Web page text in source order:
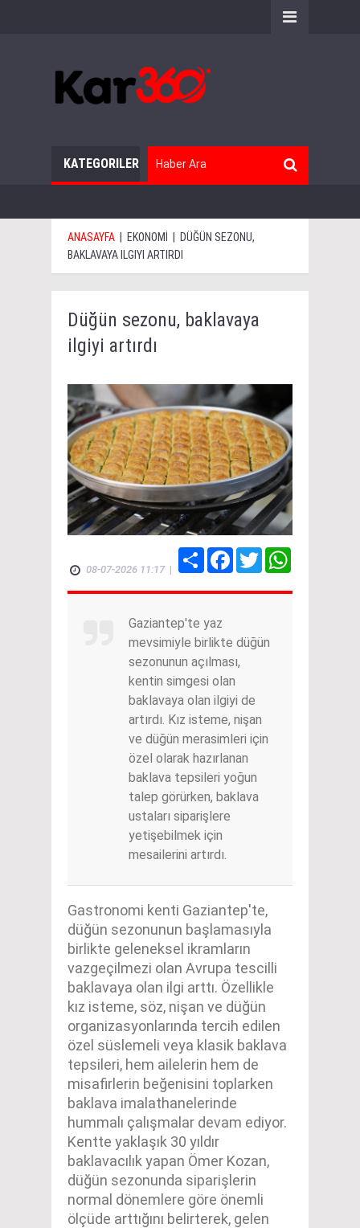
KATEGORILER
ANASAYFA | EKONOMİ | DÜĞÜN SEZONU,
BAKLAVAYA ILGIYI ARTIRDI
Düğün sezonu, baklavaya
ilgiyi artırdı
08-07-2026 11:17|
Share FacebookTwitter
Gaziantep'te yaz
mevsimiyle birlikte düğün
sezonunun açılması,
kentin simgesi olan
baklavaya olan ilgiyi de
artırdı. Kız isteme, nişan
ve düğün merasimleri için
özel olarak hazırlanan
baklava tepsileri yoğun
talep görürken, baklava
ustaları siparişlere
yetişebilmek için
mesailerini artırdı.
Gastronomi kenti Gaziantep'te,
düğün sezonunun başlamasıyla
birlikte geleneksel ikramların
vazgeçilmezi olan Avrupa tescilli
baklavaya olan ilgi arttı. Özellikle
kız isteme, söz, nişan ve düğün
organizasyonlarında tercih edilen
özel süslemeli veya klasik baklava
tepsileri, hem ailelerin hem de
misafirlerin beğenisini toplarken
baklava imalathanelerinde
hummalı çalışmalar devam ediyor.
Kentte yaklaşık 30 yıldır
baklavacılık yapan Ömer Kozan,
düğün sezonunda siparişlerin
normal dönemlere göre önemli
ölçüde arttığını belirterek, gelen